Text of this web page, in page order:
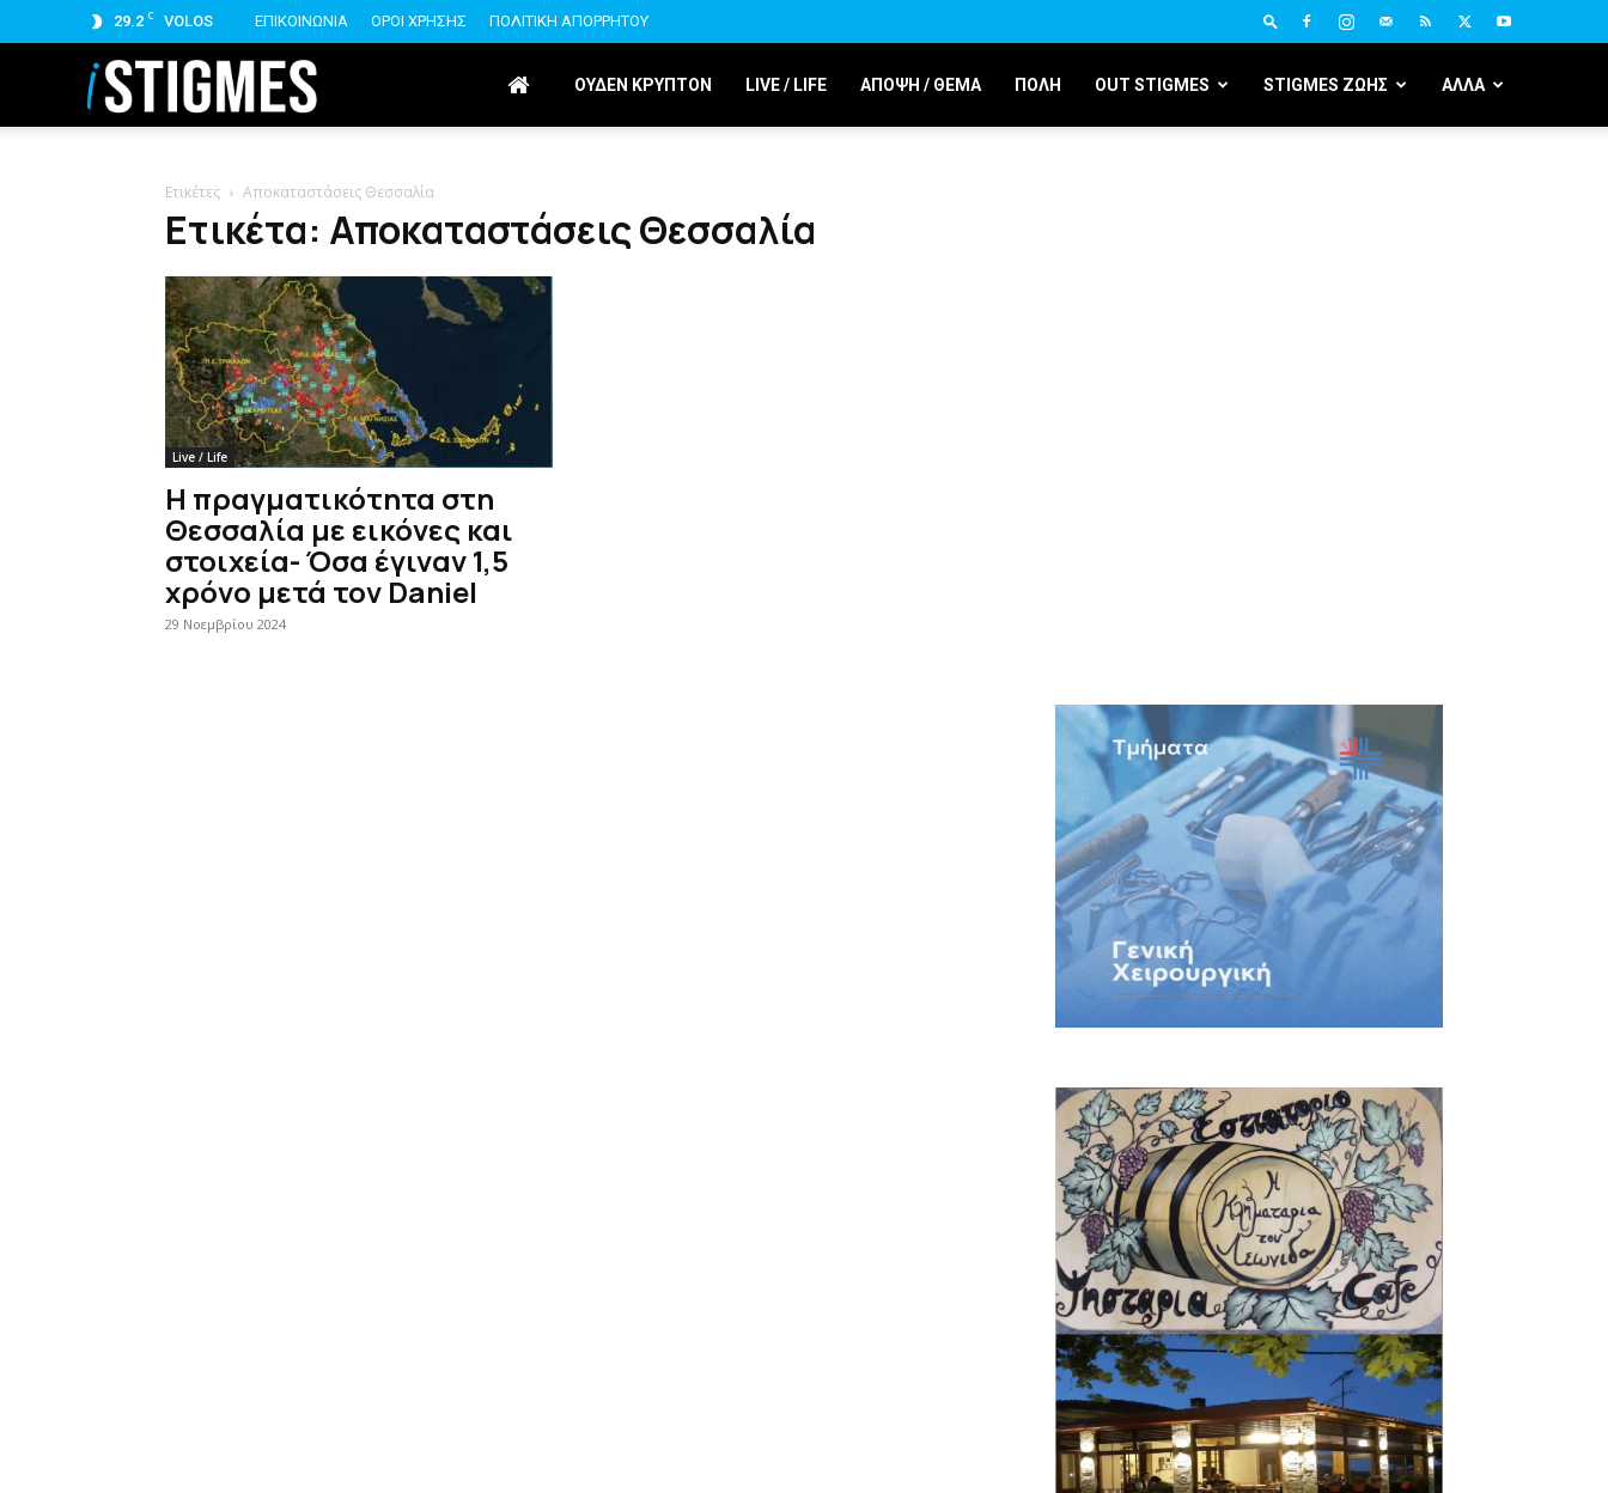
29.2 C VOLOS ΕΠΙΚΟΙΝΩΝΙΑ ΟΡΟΙ ΧΡΗΣΗΣ ΠΟΛΙΤΙΚΗ ΑΠΟΡΡΗΤΟΥ
istigmes ΟΥΔΕΝ ΚΡΥΠΤΟΝ LIVE / LIFE ΑΠΟΨΗ / ΘΕΜΑ ΠΟΛΗ OUT STIGMES STIGMES ΖΩΗΣ ΑΛΛΑ
Ετικέτες Αποκαταστάσεις Θεσσαλία
Ετικέτα: Αποκαταστάσεις Θεσσαλία
Live / Life
Η πραγματικότητα στη
Θεσσαλία με εικόνες και
στοιχεία- Όσα έγιναν 1,5
χρόνο μετά τον Daniel
29 Νοεμβρίου 2024